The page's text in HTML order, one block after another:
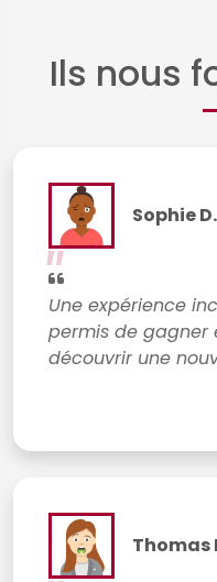
Ils nous
Sophie D.
Une expérience
permis de gagner
découvrir une
Thomas